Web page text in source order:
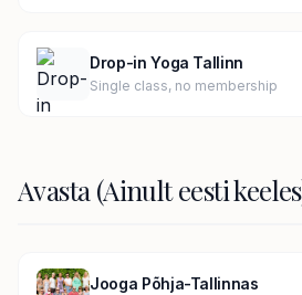
Drop-in Yoga Tallinn
Single class, no membership
Avasta (Ainult eesti
Jooga Põhja-Tallinnas